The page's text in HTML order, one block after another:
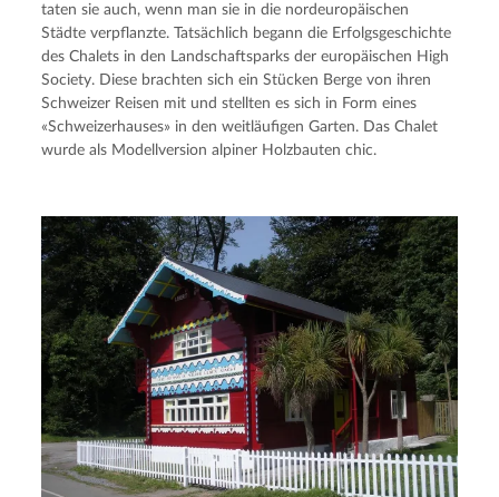
taten sie auch, wenn man sie in die nordeuropäischen
Städte verpflanzte. Tatsächlich begann die Erfolgsgeschichte
des Chalets in den Landschaftsparks der europäischen High
Society. Diese brachten sich ein Stücken Berge von ihren
Schweizer Reisen mit und stellten es sich in Form eines
«Schweizerhauses» in den weitläufigen Garten. Das Chalet
wurde als Modellversion alpiner Holzbauten chic.